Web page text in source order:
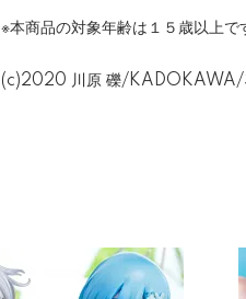
※本商品の対象年齢は１５歳以上で
(c)2020 川原 礫/